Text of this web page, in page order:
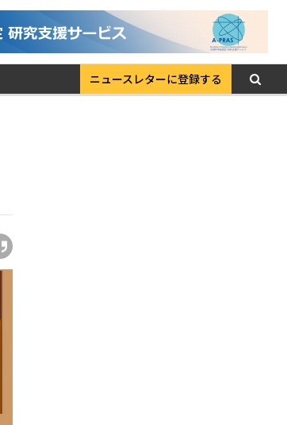
ニュースレターに登録する